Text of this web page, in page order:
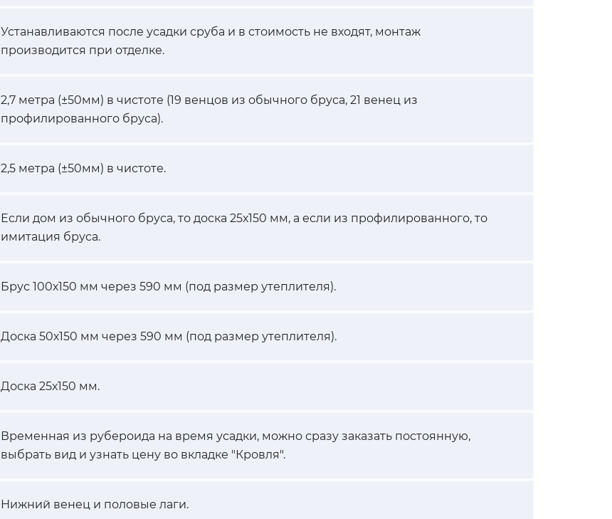
Устанавливаются после усадки сруба и в стоимость не входят, монтаж
производится при отделке.
2,7 метра (±50мм) в чистоте (19 венцов из обычного бруса, 21 венец из
профилированного бруса).
2,5 метра (±50мм) в чистоте.
Если дом из обычного бруса, то доска 25х150 мм, а если из профилированного, то
имитация бруса.
Брус 100х150 мм через 590 мм (под размер утеплителя).
Доска 50х150 мм через 590 мм (под размер утеплителя).
Доска 25х150 мм.
Временная из рубероида на время усадки, можно сразу заказать постоянную,
выбрать вид и узнать цену во вкладке "Кровля".
Нижний венец и половые лаги.